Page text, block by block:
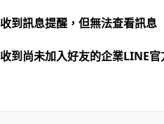
收到訊息提醒，但無法查看訊息
收到尚未加入好友的企業LINE